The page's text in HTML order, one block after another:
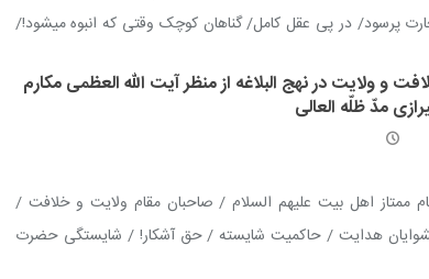
پرسود/ در پی عقل کامل/ گناهان‏ کوچک وقتی که انبوه‏ می‏شود!/
و ولایت در نهج البلاغه از منظر آیت الله العظمی مکارم
مدّ ظلّه العالی
ممتاز اهل بیت علیهم السلام / صاحبان مقام ولایت و خلافت /
هدایت / حاکمیت شایسته / حق آشکار! / شایستگی حضرت